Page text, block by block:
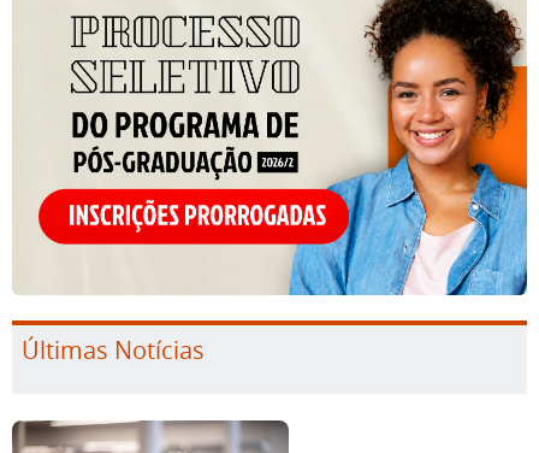
Últimas Notícias